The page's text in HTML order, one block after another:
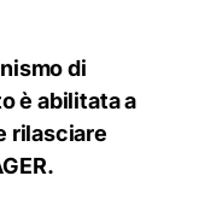
di
è abilitata a
rilasciare